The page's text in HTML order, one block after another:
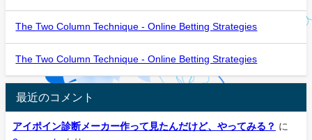
The Two Column Technique - Online Betting Strategies
The Two Column Technique - Online Betting Strategies
最近のコメント
アイポイン診断メーカー作って見たんだけど、やってみる？ に